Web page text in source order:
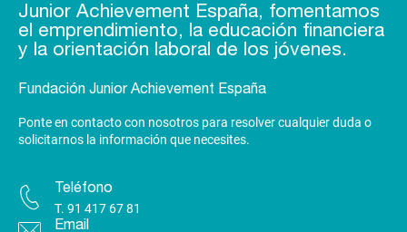
Junior Achievement España, fomentamos
el emprendimiento, la educación financiera
y la orientación laboral de los jóvenes.
Fundación Junior Achievement España
Ponte en contacto con nosotros para resolver cualquier duda o
solicitarnos la información que necesites.
Teléfono
T. 91 417 67 81
Email